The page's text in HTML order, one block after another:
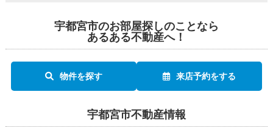
宇都宮市のお部屋探しのことなら
あるある不動産へ！
物件を探す 来店予約をする
宇都宮市不動産情報